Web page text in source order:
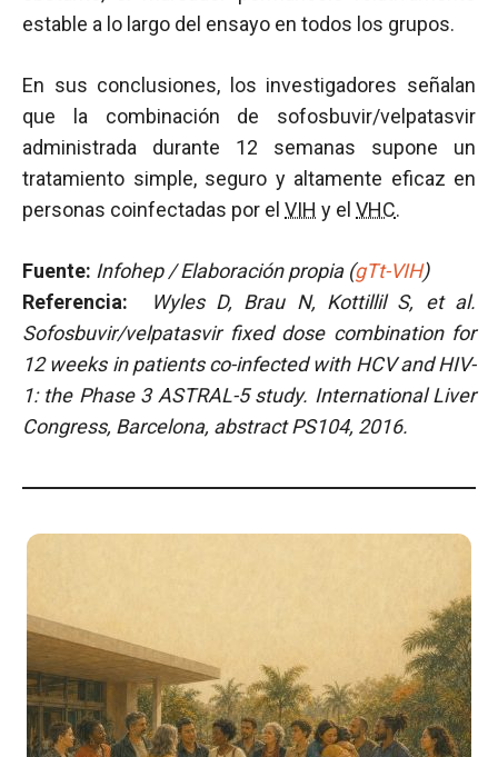
estable a lo largo del ensayo en todos los grupos.
En sus conclusiones, los investigadores señalan
que la combinación de sofosbuvir/velpatasvir
administrada durante 12 semanas supone un
tratamiento simple, seguro y altamente eficaz en
personas coinfectadas por el VIH y el VHC.
Fuente: Infohep / Elaboración propia (gTt-VIH)
Referencia:
Wyles D, Brau N, Kottillil S, et al.
Sofosbuvir/velpatasvir fixed dose combination for
12 weeks in patients co-infected with HCV and HIV-
1: the Phase 3 ASTRAL-5 study. International Liver
Congress, Barcelona, abstract PS104, 2016.